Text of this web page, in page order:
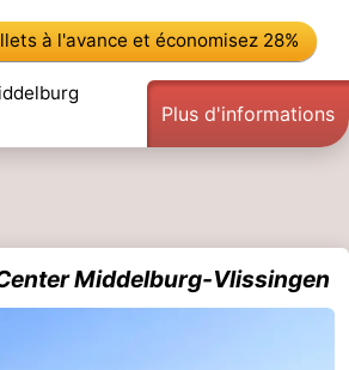
à l'avanceet économisez 28%
Plus d'informations
Middelburg-Vlissingen